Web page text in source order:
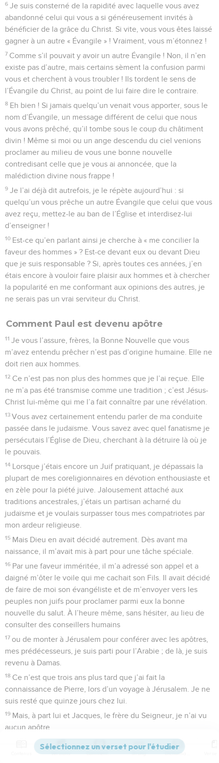
6 Je suis consterné de la rapidité avec laquelle vous avez
abandonné celui qui vous a si généreusement invités à
bénéficier de la grâce du Christ. Si vite, vous vous êtes laissé
gagner à un autre « Évangile » ! Vraiment, vous m’étonnez !
7 Comme s’il pouvait y avoir un autre Évangile ! Non, il n’en
existe pas d’autre, mais certains sèment la confusion parmi
vous et cherchent à vous troubler ! Ils tordent le sens de
l’Évangile du Christ, au point de lui faire dire le contraire.
8 Eh bien ! Si jamais quelqu’un venait vous apporter, sous le
nom d’Évangile, un message différent de celui que nous
vous avons prêché, qu’il tombe sous le coup du châtiment
divin ! Même si moi ou un ange descendu du ciel venions
proclamer au milieu de vous une bonne nouvelle
contredisant celle que je vous ai annoncée, que la
malédiction divine nous frappe !
9 Je l’ai déjà dit autrefois, je le répète aujourd’hui : si
quelqu’un vous prêche un autre Évangile que celui que vous
avez reçu, mettez-le au ban de l’Église et interdisez-lui
d’enseigner !
10 Est-ce qu’en parlant ainsi je cherche à « me concilier la
faveur des hommes » ? Est-ce devant eux ou devant Dieu
que je suis responsable ? Si, après toutes ces années, j’en
étais encore à vouloir faire plaisir aux hommes et à chercher
la popularité en me conformant aux opinions des autres, je
ne serais pas un vrai serviteur du Christ.
Comment Paul est devenu apôtre
11 Je vous l’assure, frères, la Bonne Nouvelle que vous
m’avez entendu prêcher n’est pas d’origine humaine. Elle ne
doit rien aux hommes.
12 Ce n’est pas non plus des hommes que je l’ai reçue. Elle
ne m’a pas été transmise comme une tradition ; c’est Jésus-
Christ lui-même qui me l’a fait connaître par une révélation.
13 Vous avez certainement entendu parler de ma conduite
passée dans le judaïsme. Vous savez avec quel fanatisme je
persécutais l’Église de Dieu, cherchant à la détruire là où je
le pouvais.
14 Lorsque j’étais encore un Juif pratiquant, je dépassais la
plupart de mes coreligionnaires en dévotion enthousiaste et
en zèle pour la piété juive. Jalousement attaché aux
traditions ancestrales, j’étais un partisan acharné du
judaïsme et je voulais surpasser tous mes compatriotes par
mon ardeur religieuse.
15 Mais Dieu en avait décidé autrement. Dès avant ma
naissance, il m’avait mis à part pour une tâche spéciale.
16 Par une faveur imméritée, il m’a adressé son appel et a
daigné m’ôter le voile qui me cachait son Fils. Il avait décidé
de faire de moi son évangéliste et de m’envoyer vers les
peuples non juifs pour proclamer parmi eux la bonne
nouvelle du salut. À l’heure même, sans hésiter, au lieu de
consulter des conseillers humains
17 ou de monter à Jérusalem pour conférer avec les apôtres,
mes prédécesseurs, je suis parti pour l’Arabie ; de là, je suis
revenu à Damas.
18 Ce n’est que trois ans plus tard que j’ai fait la
connaissance de Pierre, lors d’un voyage à Jérusalem. Je ne
suis resté que quinze jours chez lui.
19 Mais, à part lui et Jacques, le frère du Seigneur, je n’ai vu
aucun apôtre.
Ce que je vous écris là est la pure vérité, Dieu m’en est
Versions Commentaires Strong